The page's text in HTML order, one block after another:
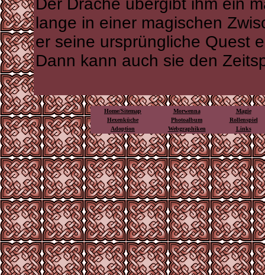
Der Drache übergibt ihm ein
lange in einer magischen
er seine ursprüngliche Quest
Dann kann auch sie den
Home/Sitemap Morwenna
Magie
Hexenküche
Photoalbum
Rollenspiel
Adoption
Webgraphiken Links